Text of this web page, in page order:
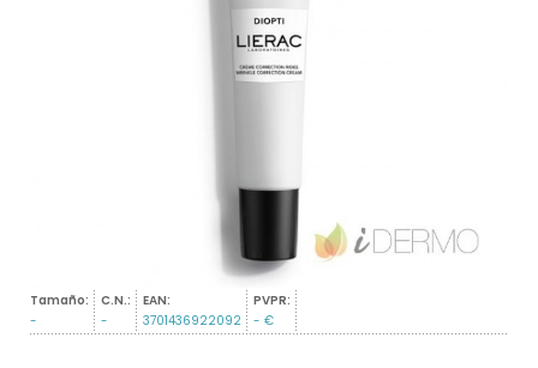
Tamaño:
-
C.N.:
-
EAN:
3701436922092
PVPR:
- €